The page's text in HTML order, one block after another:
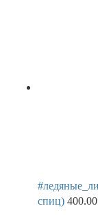
спиц) 400.00